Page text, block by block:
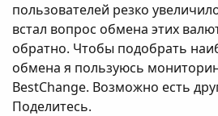
пользователей резко
встал вопрос обмена этих
обратно. Чтобы подобрать
обмена я пользуюсь
BestChange. Возможно есть
Поделитесь.